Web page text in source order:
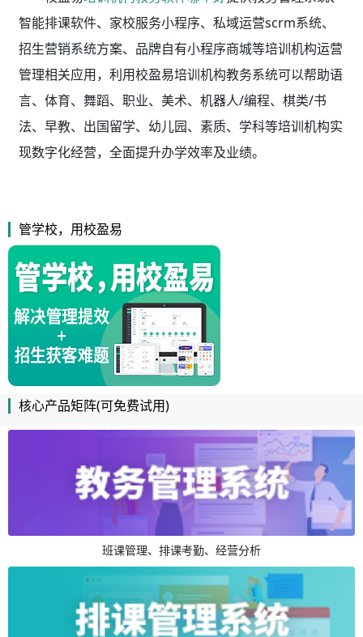
智能排课软件、家校服务小程序、私域运营scrm系统、
招生营销系统方案、品牌自有小程序商城等培训机构运营
管理相关应用，利用校盈易培训机构教务系统可以帮助语
言、体育、舞蹈、职业、美术、机器人/编程、棋类/书
法、早教、出国留学、幼儿园、素质、学科等培训机构实
现数字化经营，全面提升办学效率及业绩。
管学校，用校盈易
核心产品矩阵(可免费试用)
班课管理、排课考勤、经营分析